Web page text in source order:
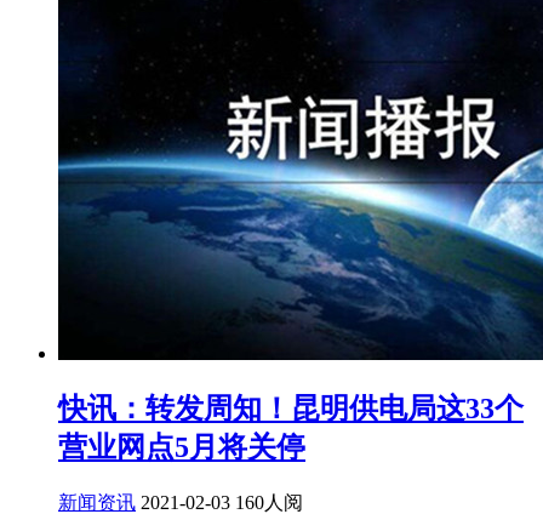
快讯：转发周知！昆明供电局这33个
营业网点5月将关停
新闻资讯 2021-02-03 160人阅